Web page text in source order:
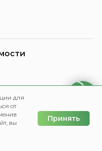
для
от
вы
Принять